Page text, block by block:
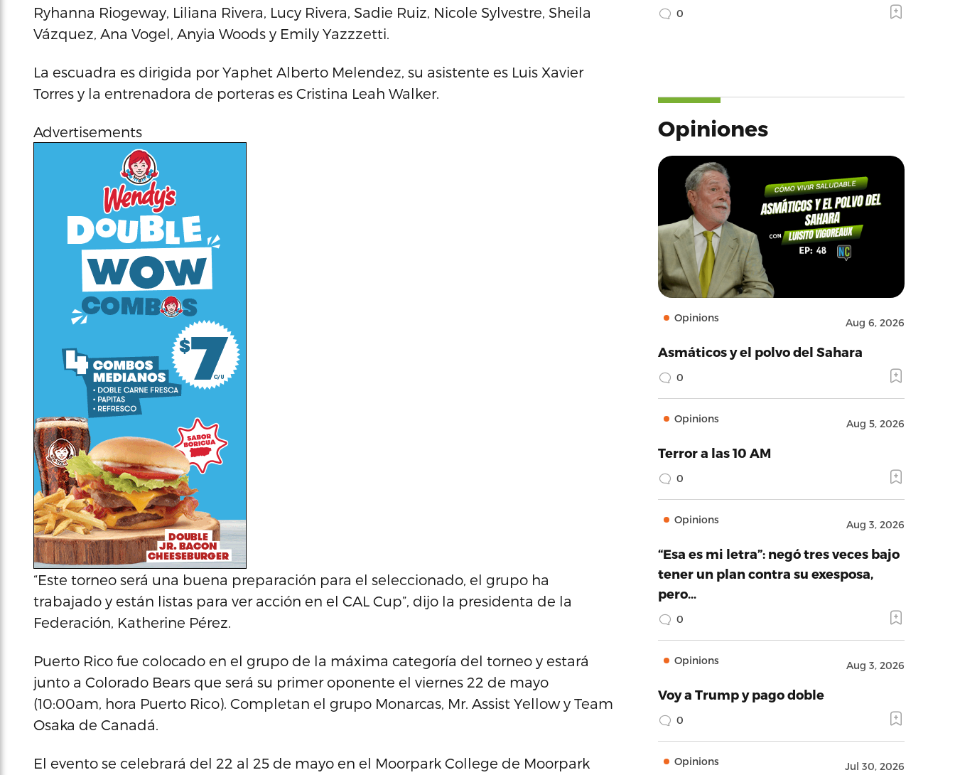
Ryhanna Riogeway, Liliana Rivera, Lucy Rivera, Sadie Ruiz, Nicole Sylvestre, Sheila
Vázquez, Ana Vogel, Anyia Woods y Emily Yazzzetti.
La escuadra es dirigida por Yaphet Alberto Melendez, su asistente es Luis Xavier
Torres y la entrenadora de porteras es Cristina Leah Walker.
Advertisements
“Este torneo será una buena preparación para el seleccionado, el grupo ha
trabajado y están listas para ver acción en el CAL Cup”, dijo la presidenta de la
Federación, Katherine Pérez.
Puerto Rico fue colocado en el grupo de la máxima categoría del torneo y estará
junto a Colorado Bears que será su primer oponente el viernes 22 de mayo
(10:00am, hora Puerto Rico). Completan el grupo Monarcas, Mr. Assist Yellow y Team
Osaka de Canadá.
El evento se celebrará del 22 al 25 de mayo en el Moorpark College de Moorpark
0
Opiniones
Opinions Aug 6, 2026
Asmáticos y el polvo del Sahara
0
Opinions Aug 5, 2026
Terror a las 10 AM
0
Opinions Aug 3, 2026
“Esa es mi letra”: negó tres veces bajo
tener un plan contra su exesposa,
pero…
0
Opinions Aug 3, 2026
Voy a Trump y pago doble
0
Opinions Jul 30, 2026